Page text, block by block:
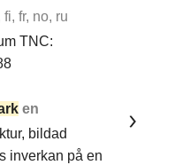
fr, no, ru
TNC:
en
bildad
inverkan på en